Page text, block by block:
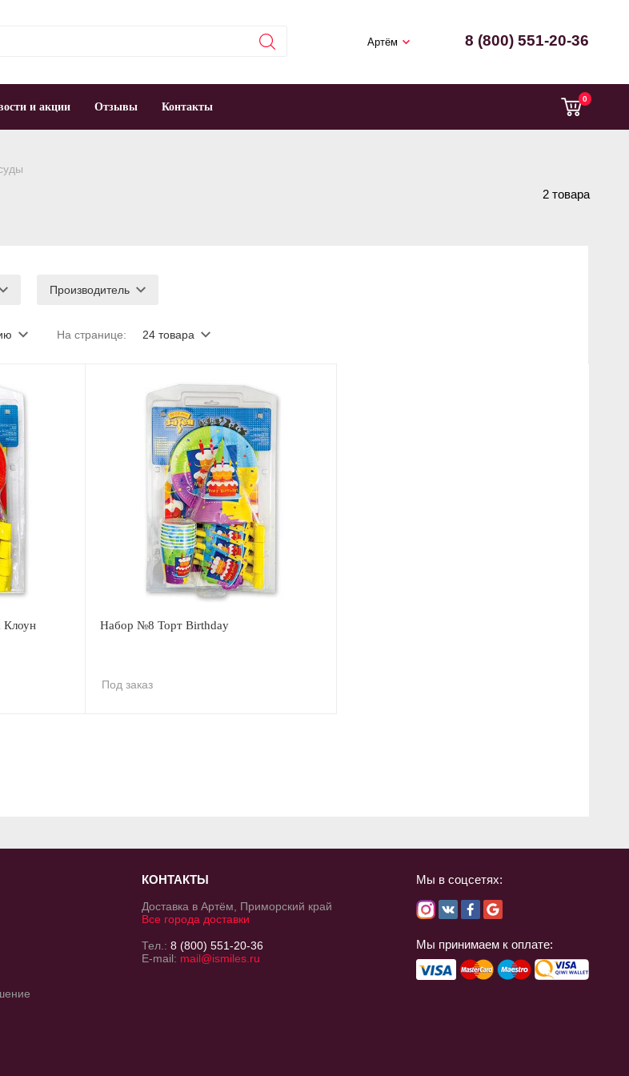
Артём 8 (800) 551-20-36
0
и акции Отзывы Контакты
2 товара
Производитель
На странице: 24 товара
Клоун
Набор №8 Торт Birthday
Под заказ
КОНТАКТЫ
Доставка в Артём, Приморский край
Все города доставки
Тел.:8 (800) 551-20-36
E-mail: mail@ismiles.ru
Мы в соцсетях:
Мы принимаем к оплате: